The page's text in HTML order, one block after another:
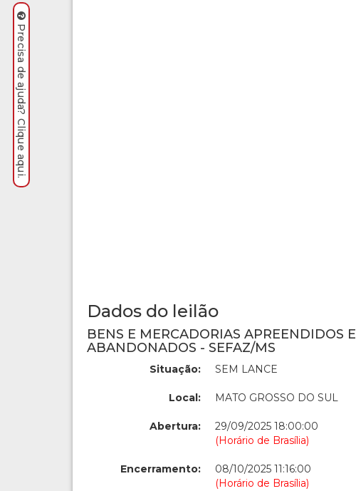
Dados do leilão
BENS E MERCADORIAS APREENDIDOS E
ABANDONADOS - SEFAZ/MS
Situação: SEM LANCE
Local: MATO GROSSO DO SUL
Abertura:
29/09/2025 18:00:00
(Horário de Brasília)
Encerramento:
08/10/2025 11:16:00
(Horário de Brasília)
Precisa de ajuda? Clique aqui.